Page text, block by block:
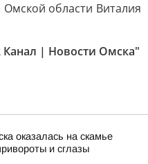
области Виталия
| Новости Омска"
оказалась на скамье
и сглазы